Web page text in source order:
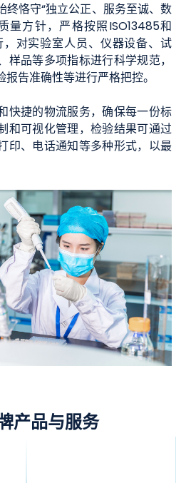
终恪守“独立公正、服务至诚、数
量方针，严格按照ISO13485和
对实验室人员、仪器设备、试
品等多项指标进行科学规范，
告准确性等进行严格把控。
快捷的物流服务，确保每一份标
和可视化管理，检验结果可通过
印、电话通知等多种形式，以最
产品与服务